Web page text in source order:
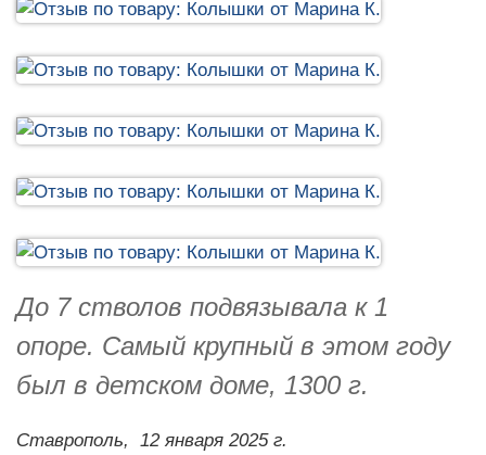
До 7 стволов подвязывала к 1
опоре. Самый крупный в этом году
был в детском доме, 1300 г.
Ставрополь, 12 января 2025 г.